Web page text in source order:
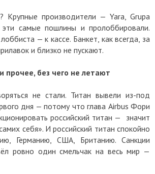
Крупные производители — Yara, Grupa
самые пошлины и пролоббировали.
— к кассе. Банкет, как всегда, за
и близко не пускают.
прочее, без чего не летают
не стали. Титан вывели из-под
дня — потому что глава Airbus Фори
российский титан — значит
себя». И российский титан спокойно
Германию, США, Британию. Санкции
ровно один смельчак на весь мир —